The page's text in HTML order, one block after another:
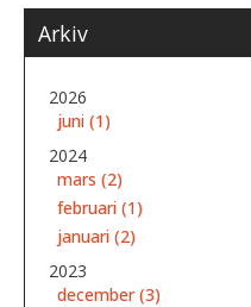
Arkiv
2026
juni (1)
2024
mars (2)
februari (1)
januari (2)
2023
december (3)